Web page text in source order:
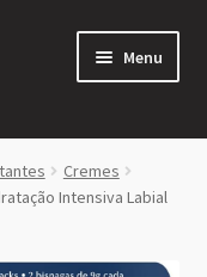
Menu
Cremes
Intensiva Labial